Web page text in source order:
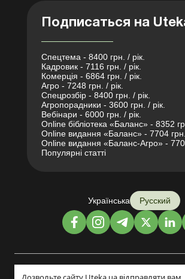
Подписаться на
Спецтема - 8400 грн. / рік.
Кадровик - 7116 грн. / рік.
Комерція - 6864 грн. / рік.
Агро - 7248 грн. / рік.
Спецрозбір - 8400 грн. / рік.
Агропорадники - 3600 грн. / рік.
Вебінари - 6000 грн. / рік.
Online бібліотека «Баланс» - 8352
Online видання «Баланс» - 7704 грн.
Online видання «Баланс-Агро» -
Популярні статті
Українська Русский
Дизайн и разработка: